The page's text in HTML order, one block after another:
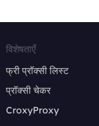
विशेषताएँ
फ्री प्रॉक्सी लिस्ट
प्रॉक्सी चेकर
CroxyProxy